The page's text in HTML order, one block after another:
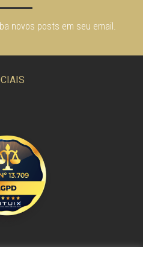
novos posts em seu email.